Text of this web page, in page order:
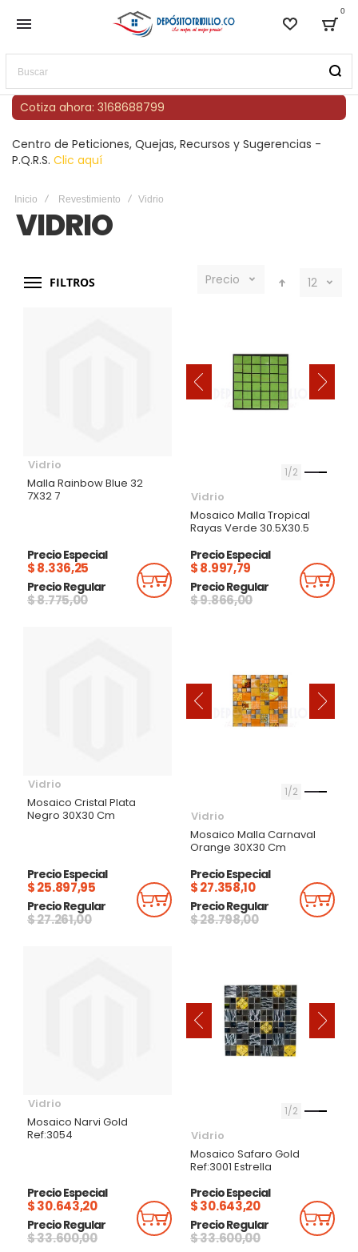
Lista de
0
Buscar
Cotiza ahora: 3168688799
Centro de Peticiones, Quejas, Recursos y Sugerencias -
P.Q.R.S. Clic aquí
Inicio Revestimiento Vidrio
VIDRIO
FILTROS Precio 12
Vidrio
Malla Rainbow Blue 32
7X32 7
Precio Especial
$ 8.336,25
Precio Regular
$ 8.775,00
Añadir Al Carrito
‹ ›
1 2
Vidrio
Mosaico Malla Tropical
Rayas Verde 30.5X30.5
Precio Especial
$ 8.997,79
Precio Regular
$ 9.866,00
Vidrio
Mosaico Cristal Plata
Negro 30X30 Cm
Precio Especial
$ 25.897,95
Precio Regular
$ 27.261,00
Añadir Al Carrito
‹ ›
1 2
Vidrio
Mosaico Malla Carnaval
Orange 30X30 Cm
Precio Especial
$ 27.358,10
Precio Regular
$ 28.798,00
Vidrio
Mosaico Narvi Gold
Ref:3054
Precio Especial
$ 30.643,20
Precio Regular
$ 33.600,00
Añadir Al Carrito
‹ ›
1 2
Vidrio
Mosaico Safaro Gold
Ref:3001 Estrella
Precio Especial
$ 30.643,20
Precio Regular
$ 33.600,00